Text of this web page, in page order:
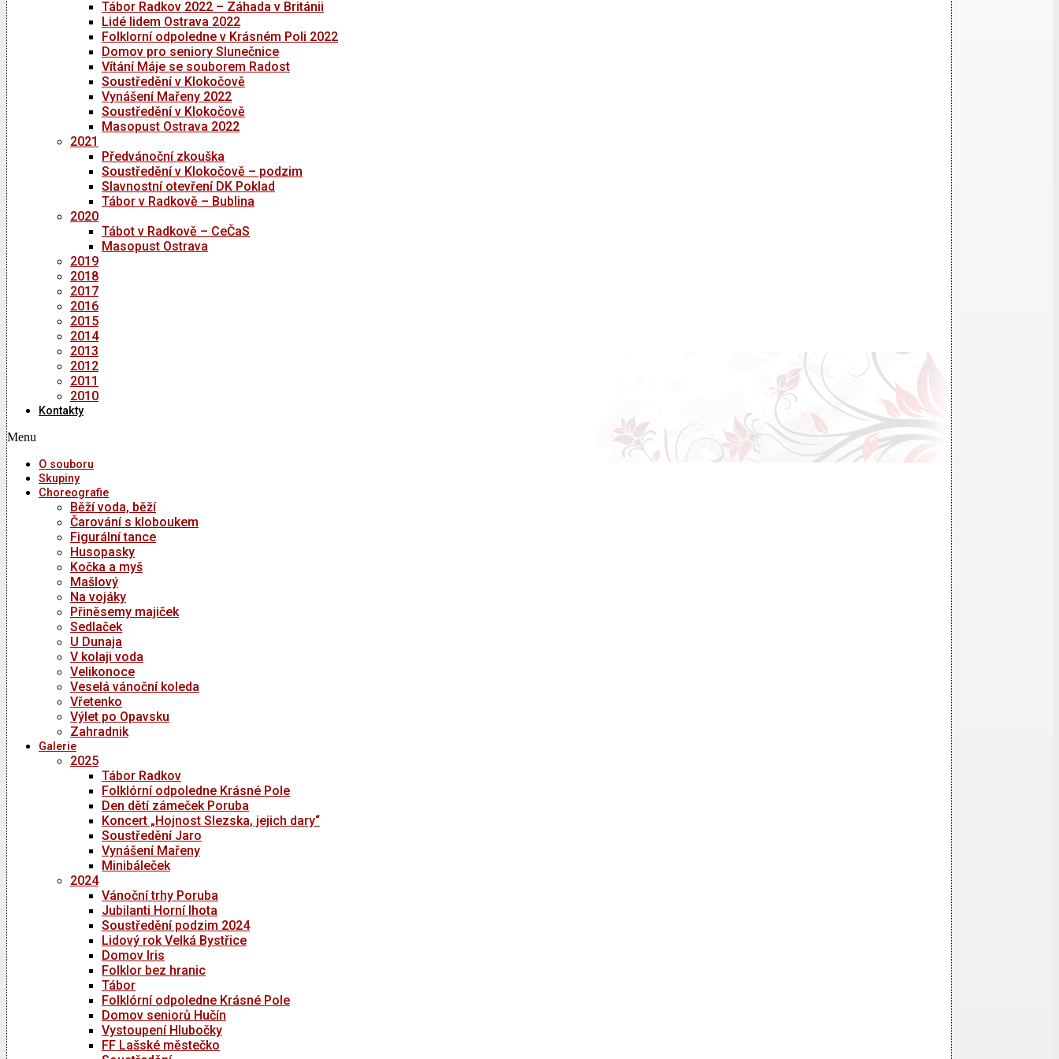
Tábor Radkov 2022 – Záhada v Británii
Lidé lidem Ostrava 2022
Folklorní odpoledne v Krásném Poli 2022
Domov pro seniory Slunečnice
Vítání Máje se souborem Radost
Soustředění v Klokočově
Vynášení Mařeny 2022
Soustředění v Klokočově
Masopust Ostrava 2022
2021
Předvánoční zkouška
Soustředění v Klokočově – podzim
Slavnostní otevření DK Poklad
Tábor v Radkově – Bublina
2020
Tábot v Radkově – CeČaS
Masopust Ostrava
2019
2018
2017
2016
2015
2014
2013
2012
2011
2010
Kontakty
Menu
O souboru
Skupiny
Choreografie
Běží voda, běží
Čarování s kloboukem
Figurální tance
Husopasky
Kočka a myš
Mašlový
Na vojáky
Přiněsemy majiček
Sedlaček
U Dunaja
V kolaji voda
Velikonoce
Veselá vánoční koleda
Vřetenko
Výlet po Opavsku
Zahradnik
Galerie
2025
Tábor Radkov
Folklórní odpoledne Krásné Pole
Den dětí zámeček Poruba
Koncert „Hojnost Slezska, jejich dary“
Soustředění Jaro
Vynášení Mařeny
Minibáleček
2024
Vánoční trhy Poruba
Jubilanti Horní lhota
Soustředění podzim 2024
Lidový rok Velká Bystřice
Domov Iris
Folklor bez hranic
Tábor
Folklórní odpoledne Krásné Pole
Domov seniorů Hučín
Vystoupení Hlubočky
FF Lašské městečko